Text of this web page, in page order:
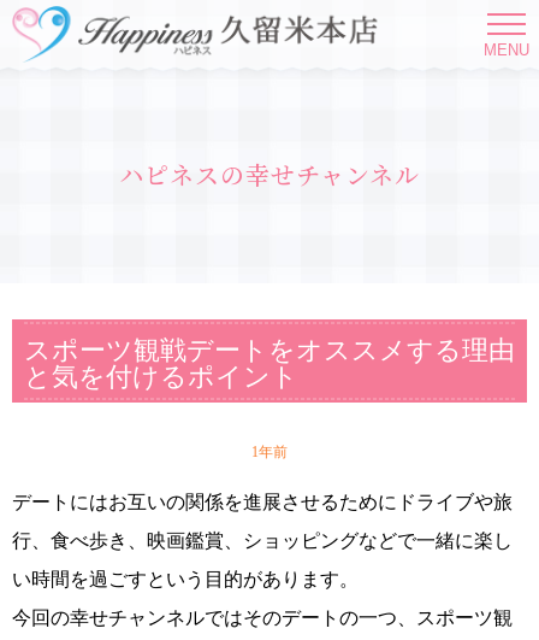
MENU
ハピネスの幸せチャンネル
スポーツ観戦デートをオススメする理由
と気を付けるポイント
1年前
デートにはお互いの関係を進展させるためにドライブや旅
行、食べ歩き、映画鑑賞、ショッピングなどで一緒に楽し
い時間を過ごすという目的があります。
今回の幸せチャンネルではそのデートの一つ、スポーツ観